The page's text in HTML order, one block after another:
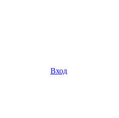
Вход